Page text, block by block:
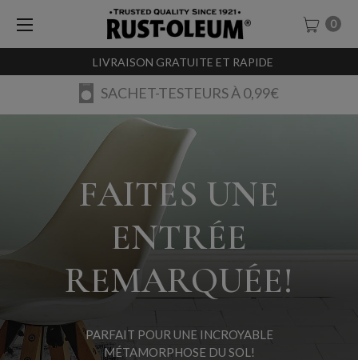
LIVRAISON GRATUITE ET RAPIDE
0
SACHET-TESTEURS À 0,99€
FAITES UNE
ENTRÉE
REMARQUÉE!
PARFAIT POUR UNE INCROYABLE
MÉTAMORPHOSE DU SOL!